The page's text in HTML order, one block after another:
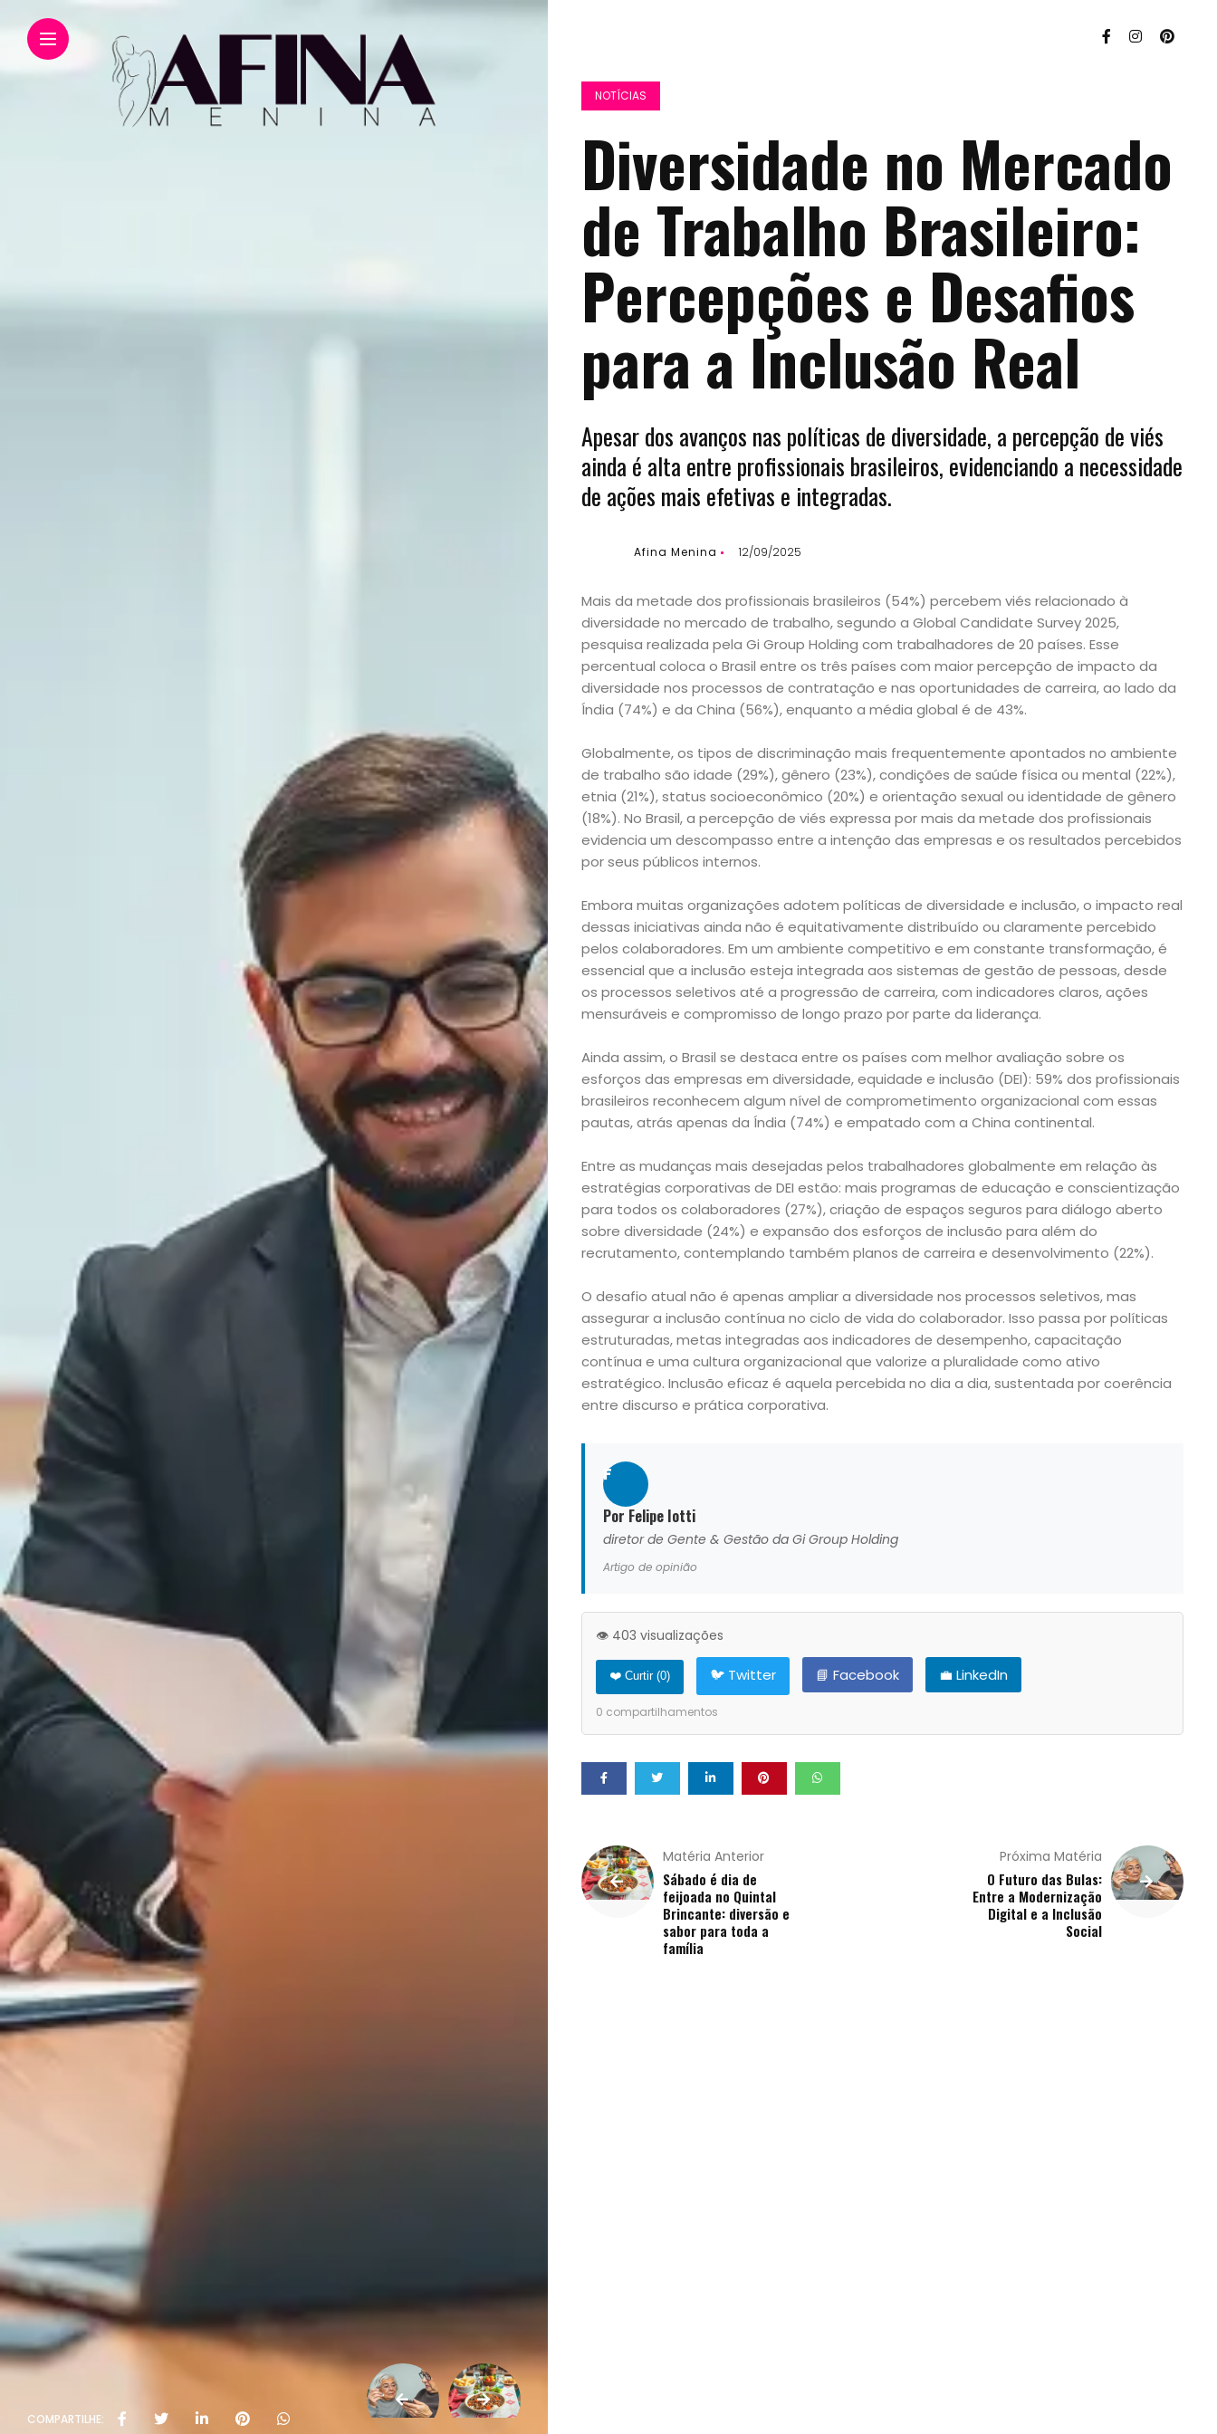
Início
Academia
Beleza
Bora
lá!
Casa
e
Decoração
Exclusiva
Homem
Mães
Filhos
Notícias
Opinião
Pets
Receitas
Saúde
Qualidade
COMPARTILHE:
NOTÍCIAS
Diversidade no Mercado
de Trabalho Brasileiro:
Percepções e Desafios
para a Inclusão Real
Apesar dos avanços nas políticas de diversidade, a percepção de viés
ainda é alta entre profissionais brasileiros, evidenciando a necessidade
de ações mais efetivas e integradas.
Afina Menina 12/09/2025
Mais da metade dos profissionais brasileiros (54%) percebem viés relacionado à
diversidade no mercado de trabalho, segundo a Global Candidate Survey 2025,
pesquisa realizada pela Gi Group Holding com trabalhadores de 20 países. Esse
percentual coloca o Brasil entre os três países com maior percepção de impacto da
diversidade nos processos de contratação e nas oportunidades de carreira, ao lado da
Índia (74%) e da China (56%), enquanto a média global é de 43%.
Globalmente, os tipos de discriminação mais frequentemente apontados no ambiente
de trabalho são idade (29%), gênero (23%), condições de saúde física ou mental (22%),
etnia (21%), status socioeconômico (20%) e orientação sexual ou identidade de gênero
(18%). No Brasil, a percepção de viés expressa por mais da metade dos profissionais
evidencia um descompasso entre a intenção das empresas e os resultados percebidos
por seus públicos internos.
Embora muitas organizações adotem políticas de diversidade e inclusão, o impacto real
dessas iniciativas ainda não é equitativamente distribuído ou claramente percebido
pelos colaboradores. Em um ambiente competitivo e em constante transformação, é
essencial que a inclusão esteja integrada aos sistemas de gestão de pessoas, desde
os processos seletivos até a progressão de carreira, com indicadores claros, ações
mensuráveis e compromisso de longo prazo por parte da liderança.
Ainda assim, o Brasil se destaca entre os países com melhor avaliação sobre os
esforços das empresas em diversidade, equidade e inclusão (DEI): 59% dos profissionais
brasileiros reconhecem algum nível de comprometimento organizacional com essas
pautas, atrás apenas da Índia (74%) e empatado com a China continental.
Entre as mudanças mais desejadas pelos trabalhadores globalmente em relação às
estratégias corporativas de DEI estão: mais programas de educação e conscientização
para todos os colaboradores (27%), criação de espaços seguros para diálogo aberto
sobre diversidade (24%) e expansão dos esforços de inclusão para além do
recrutamento, contemplando também planos de carreira e desenvolvimento (22%).
O desafio atual não é apenas ampliar a diversidade nos processos seletivos, mas
assegurar a inclusão contínua no ciclo de vida do colaborador. Isso passa por políticas
estruturadas, metas integradas aos indicadores de desempenho, capacitação
contínua e uma cultura organizacional que valorize a pluralidade como ativo
estratégico. Inclusão eficaz é aquela percebida no dia a dia, sustentada por coerência
entre discurso e prática corporativa.
F
Por Felipe Iotti
diretor de Gente & Gestão da Gi Group Holding
Artigo de opinião
👁️ 403 visualizações
❤️ Curtir (0) 🐦 Twitter 📘 Facebook 💼 LinkedIn
0 compartilhamentos
Matéria Anterior
Sábado é dia de
feijoada no Quintal
Brincante: diversão e
sabor para toda a
família
Próxima Matéria
O Futuro das Bulas:
Entre a Modernização
Digital e a Inclusão
Social